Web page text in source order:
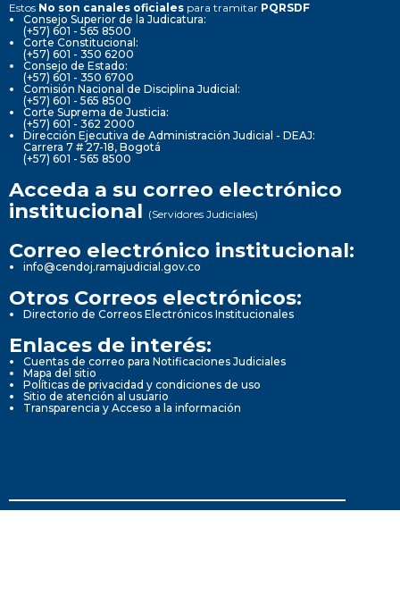
Estos No son canales oficiales para tramitar PQRSDF
Consejo Superior de la Judicatura:
(+57) 601 - 565 8500
Corte Constitucional:
(+57) 601 - 350 6200
Consejo de Estado:
(+57) 601 - 350 6700
Comisión Nacional de Disciplina Judicial:
(+57) 601 - 565 8500
Corte Suprema de Justicia:
(+57) 601 - 362 2000
Dirección Ejecutiva de Administración Judicial - DEAJ:
Carrera 7 # 27-18, Bogotá
(+57) 601 - 565 8500
Acceda a su correo electrónico
institucional (Servidores Judiciales)
Correo electrónico institucional:
info@cendoj.ramajudicial.gov.co
Otros Correos electrónicos:
Directorio de Correos Electrónicos Institucionales
Enlaces de interés:
Cuentas de correo para Notificaciones Judiciales
Mapa del sitio
Políticas de privacidad y condiciones de uso
Sitio de atención al usuario
Transparencia y Acceso a la información